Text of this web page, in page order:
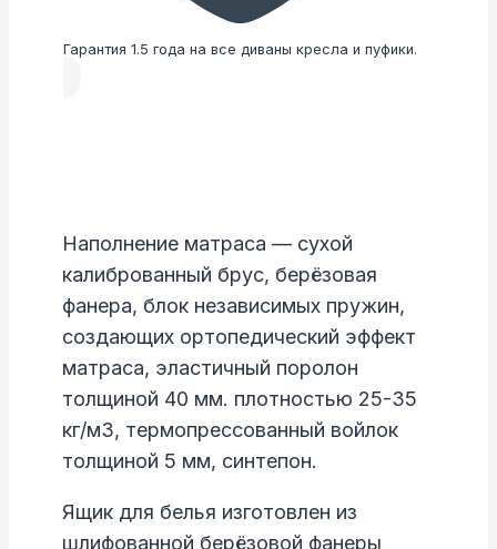
Гарантия 1.5 года на все диваны кресла и пуфики.
Наполнение матраса — сухой
калиброванный брус, берёзовая
фанера, блок независимых пружин,
создающих ортопедический эффект
матраса, эластичный поролон
толщиной 40 мм. плотностью 25-35
кг/м3, термопрессованный войлок
толщиной 5 мм, синтепон.
Ящик для белья изготовлен из
шлифованной берёзовой фанеры